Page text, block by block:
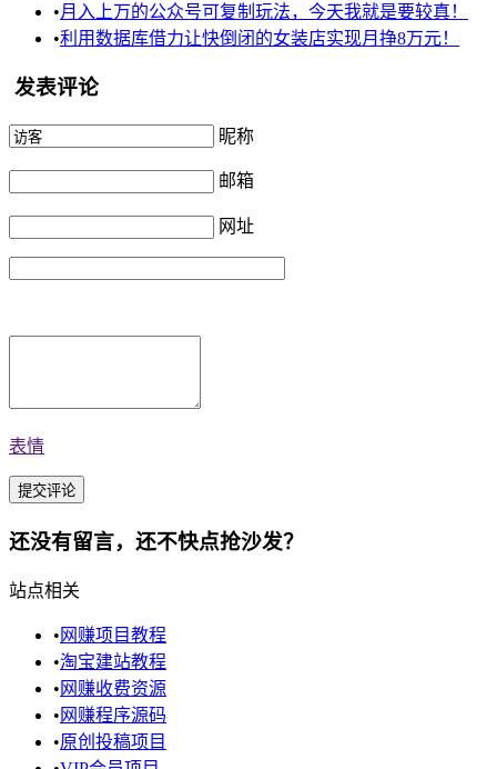
•月入上万的公众号可复制玩法，今天我就是要较真！
•利用数据库借力让快倒闭的女装店实现月挣8万元！
发表评论
昵称
邮箱
网址
表情
还没有留言，还不快点抢沙发？
站点相关
• 网赚项目教程
•淘宝建站教程
• 网赚收费资源
• 网赚程序源码
•原创投稿项目